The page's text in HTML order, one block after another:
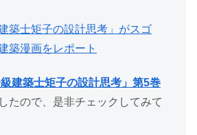
築士矩子の設計思考」がスゴ
築漫画をレポート
級建築士矩子の設計思考」第5巻
たので、是非チェックしてみて